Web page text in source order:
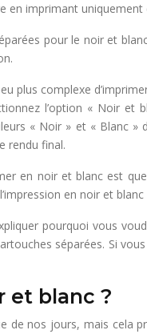
en imprimant uniquement
pour le noir et
plus complexe
l’option « Noir et
« Noir » et « Blanc
rendu final.
en noir et blanc est
en noir et
pourquoi vous
séparées. Si
et blanc ?
de nos jours, mais cela